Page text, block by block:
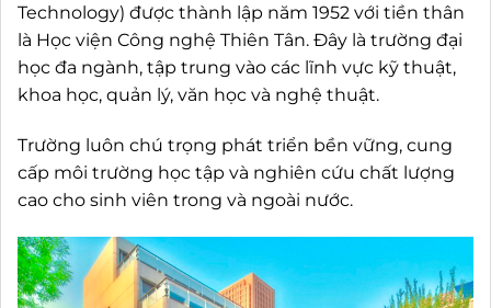
Technology) được thành lập năm 1952 với tiền thân
là Học viện Công nghệ Thiên Tân. Đây là trường đại
học đa ngành, tập trung vào các lĩnh vực kỹ thuật,
khoa học, quản lý, văn học và nghệ thuật.
Trường luôn chú trọng phát triển bền vững, cung
cấp môi trường học tập và nghiên cứu chất lượng
cao cho sinh viên trong và ngoài nước.